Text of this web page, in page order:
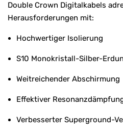
Double Crown Digitalkabels
Herausforderungen mit:
Hochwertiger Isolierung
S10 Monokristall-Silber-
Weitreichender Abschirmung
Effektiver
Verbesserter Superground-